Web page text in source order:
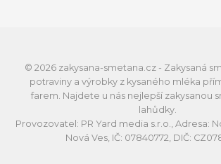
© 2026 zakysana-smetana.cz - Zakysaná
potraviny a výrobky z kysaného mléka
farem. Najdete u nás nejlepší zakysanou
lahůdky.
Provozovatel: PR Yard media s.r.o., Adresa:
Nová Ves, IČ: 07840772, DIČ: